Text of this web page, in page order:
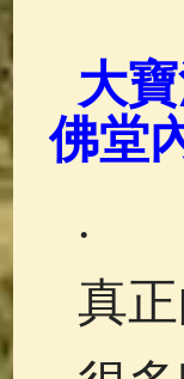
佛
大
佛堂
.
真